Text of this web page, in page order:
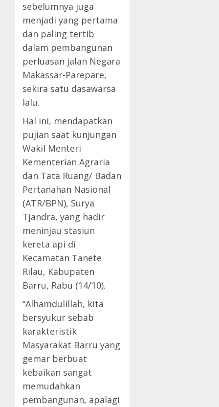
sebelumnya juga
menjadi yang pertama
dan paling tertib
dalam pembangunan
perluasan jalan Negara
Makassar-Parepare,
sekira satu dasawarsa
lalu.
Hal ini, mendapatkan
pujian saat kunjungan
Wakil Menteri
Kementerian Agraria
dan Tata Ruang/ Badan
Pertanahan Nasional
(ATR/BPN), Surya
Tjandra, yang hadir
meninjau stasiun
kereta api di
Kecamatan Tanete
Rilau, Kabupaten
Barru, Rabu (14/10).
“Alhamdulillah, kita
bersyukur sebab
karakteristik
Masyarakat Barru yang
gemar berbuat
kebaikan sangat
memudahkan
pembangunan, apalagi